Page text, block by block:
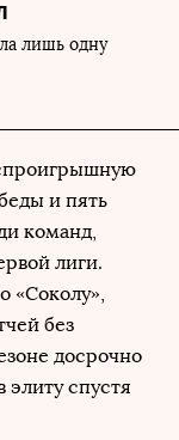
лишь одну
и пять
команд,
лиги.
«Соколу»,
без
досрочно
элиту спустя